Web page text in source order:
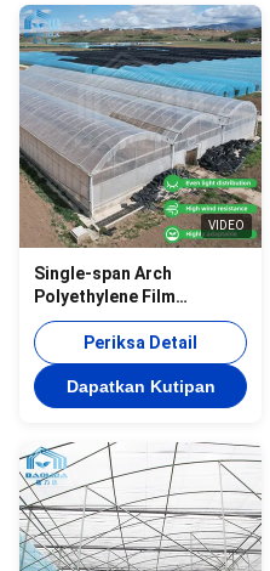
VIDEO
Single-span Arch
Polyethylene Film
Pumpkin 6m High Tunnel
Plastic Greenhouse Untuk
Tumbuhan Tanaman
Periksa Detail
Dapatkan Kutipan